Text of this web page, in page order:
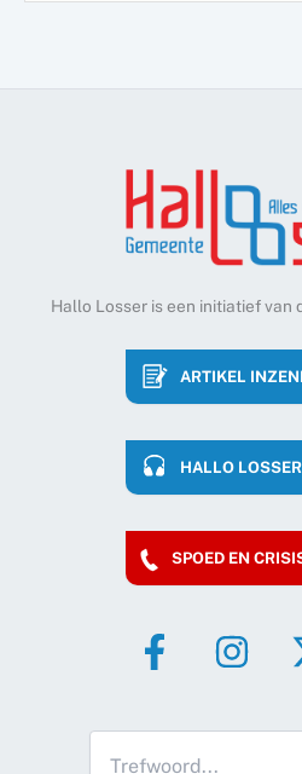
Hallo Losser is een initiatief van
ARTIKEL
HALLO
SPOED EN